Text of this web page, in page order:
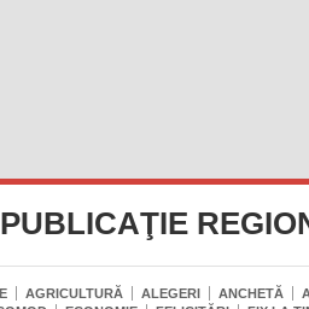
AGRICULTURĂ ALEGERI ANCHETĂ